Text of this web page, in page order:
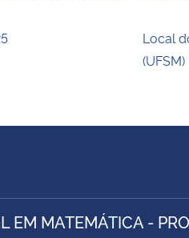
Local
(UFSM)
EM MATEMÁTICA -